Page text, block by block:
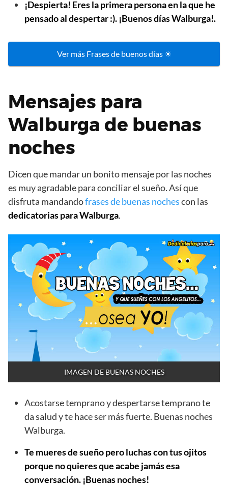
¡Despierta! Eres la primera persona en la que he
pensado al despertar :). ¡Buenos días Walburga!.
Ver más Frases de buenos días ☀
Mensajes para
Walburga de buenas
noches
Dicen que mandar un bonito mensaje por las noches
es muy agradable para conciliar el sueño. Así que
disfruta mandandofrases de buenas nochescon las
dedicatorias para Walburga.
IMAGEN DE BUENAS NOCHES
Acostarse temprano y despertarse temprano te
da salud y te hace ser más fuerte. Buenas noches
Walburga.
Te mueres de sueño pero luchas con tus ojitos
porque no quieres que acabe jamás esa
conversación. ¡Buenas noches!